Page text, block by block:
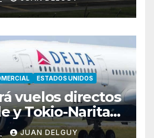
ESTADOS UNIDOS
vuelos directos
y Tokio-Narita
de 2027
JUAN DELGUY